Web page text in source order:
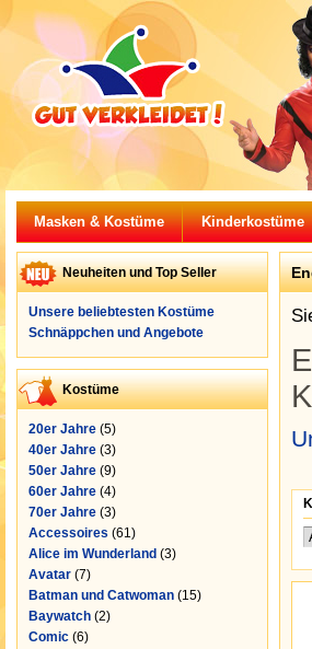
Masken & Kostüme Kinderkostüme
Neuheiten und Top Seller
Unsere beliebtesten Kostüme
Schnäppchen und Angebote
Kostüme
20er Jahre (5)
40er Jahre (3)
50er Jahre (9)
60er Jahre (4)
70er Jahre (3)
Accessoires (61)
Alice im Wunderland (3)
Avatar (7)
Batman und Catwoman (15)
Baywatch (2)
Comic (6)